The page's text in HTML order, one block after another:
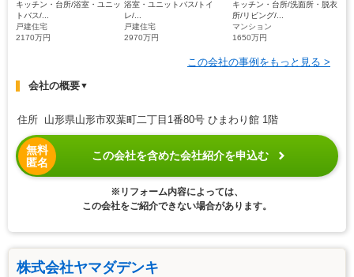
キッチン・台所/浴室・ユニッ
トバス/...
戸建住宅
2170万円
浴室・ユニットバス/トイ
レ/...
戸建住宅
2970万円
キッチン・台所/洗面所・脱衣
所/リビング/...
マンション
1650万円
この会社の事例をもっと見る >
会社の概要▼
住所 山形県山形市双葉町二丁目1番80号 ひまわり館 1階
無料
匿名
この会社を含めた会社紹介を申込む
※リフォーム内容によっては、
この会社をご紹介できない場合があります。
株式会社ヤマダデンキ